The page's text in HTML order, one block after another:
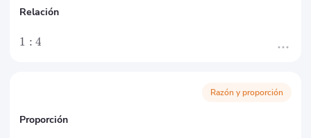
Relación
1 : 4
Razón y proporción
Proporción